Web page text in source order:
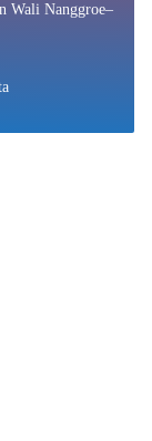
Wali Nanggroe–